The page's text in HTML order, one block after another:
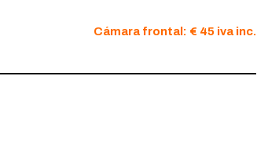
Cámara frontal: € 45 iva inc.